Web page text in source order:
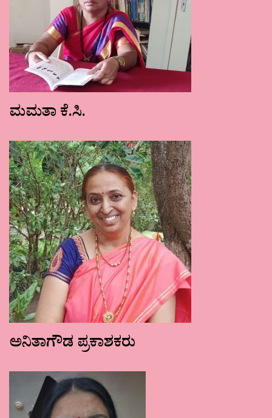
ಮಮತಾ ಕೆ.ಸಿ.
ಅನಿತಾಗೌಡ ಪ್ರಕಾಶಕರು